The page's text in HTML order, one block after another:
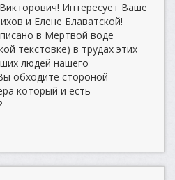
Интересует Ваше
и Елене Блаватской!
в Мертвой воде
текстовке) в трудах этих
людей нашего
обходите стороной
который и есть